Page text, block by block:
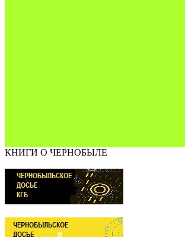
КНИГИ О ЧЕРНОБЫЛЕ